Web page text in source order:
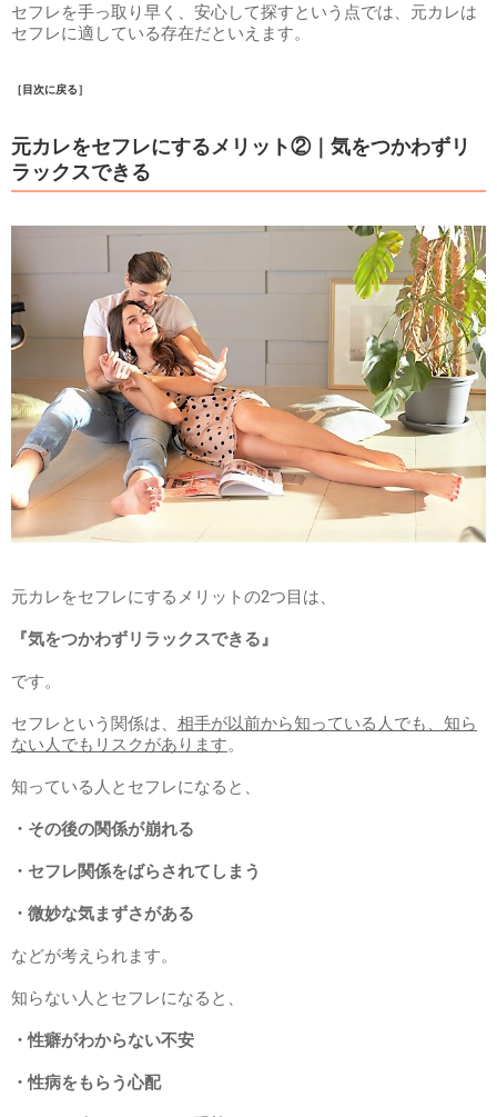
セフレを手っ取り早く、安心して探すという点では、元カレは
セフレに適している存在だといえます。
［目次に戻る］
元カレをセフレにするメリット②｜気をつかわずリ
ラックスできる
元カレをセフレにするメリットの2つ目は、
『気をつかわずリラックスできる』
です。
セフレという関係は、 相手が以前から知っている人でも、知ら
ない人でもリスクがあります。
知っている人とセフレになると、
・その後の関係が崩れる
・セフレ関係をばらされてしまう
・微妙な気まずさがある
などが考えられます。
知らない人とセフレになると、
・性癖がわからない不安
・性病をもらう心配